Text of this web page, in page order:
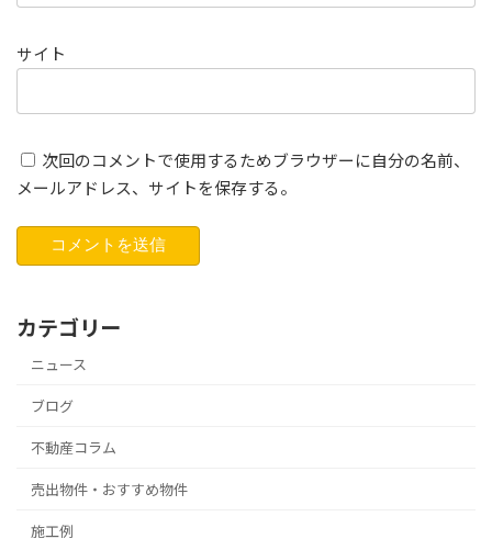
サイト
次回のコメントで使用するためブラウザーに自分の名前、
メールアドレス、サイトを保存する。
カテゴリー
ニュース
ブログ
不動産コラム
売出物件・おすすめ物件
施工例